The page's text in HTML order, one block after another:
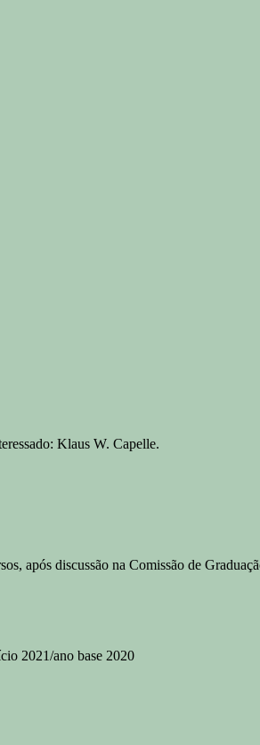
Klaus W. Capelle.
após discussão na Comissão de
2021/ano base 2020